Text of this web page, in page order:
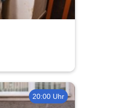
20:00 Uhr